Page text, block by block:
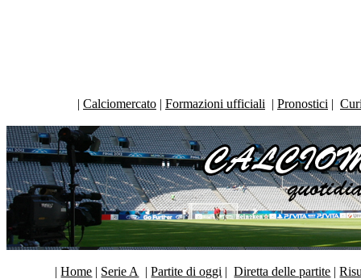
| Calciomercato | Formazioni ufficiali | Pronostici |
|Home | Serie A |Partite di oggi |Diretta delle partite |